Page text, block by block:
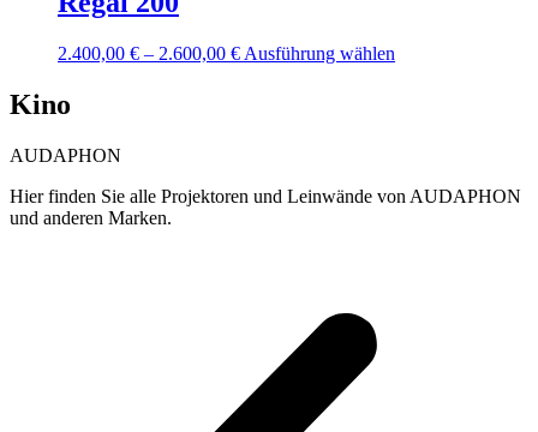
2.400,00 € – 2.600,00 € Preisspanne:
Ausführung wählen
Optionen
Kino
AUDAPHON
Hier finden Sie alle Projektoren und Leinwände von AUDAPHON
und anderen Marken.